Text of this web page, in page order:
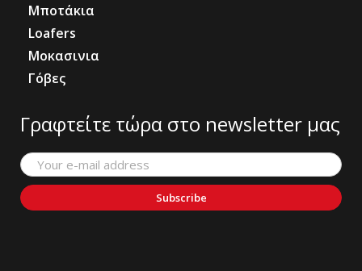
Μποτάκια
Loafers
Μοκασινια
Γόβες
Γραφτείτε τώρα στο newsletter μας
Subscribe